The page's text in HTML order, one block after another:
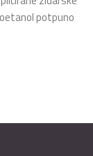
potpuno